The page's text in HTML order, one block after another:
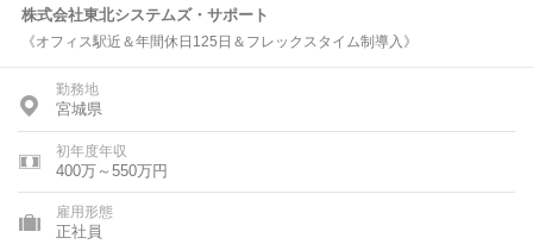
株式会社東北システムズ・サポート
《オフィス駅近＆年間休日125日＆フレックスタイム制導入》
勤務地
宮城県
初年度年収
400万～550万円
雇用形態
正社員